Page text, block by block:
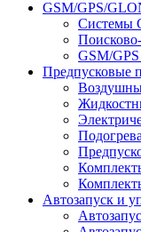
GSM/GPS/
Системы
GSM/
Предпусковые
Автозапуск и